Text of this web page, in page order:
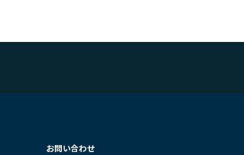
お問い合わせ